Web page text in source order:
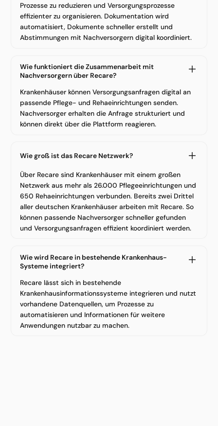
Prozesse zu reduzieren und Versorgungsprozesse
effizienter zu organisieren. Dokumentation wird
automatisiert, Dokumente schneller erstellt und
Abstimmungen mit Nachversorgern digital koordiniert.
Wie funktioniert die Zusammenarbeit mit
Nachversorgern über Recare?
Krankenhäuser können Versorgungsanfragen digital an
passende Pflege- und Rehaeinrichtungen senden.
Nachversorger erhalten die Anfrage strukturiert und
können direkt über die Plattform reagieren.
Wie groß ist das Recare Netzwerk?
Über Recare sind Krankenhäuser mit einem großen
Netzwerk aus mehr als 26.000 Pflegeeinrichtungen und
650 Rehaeinrichtungen verbunden. Bereits zwei Drittel
aller deutschen Krankenhäuser arbeiten mit Recare. So
können passende Nachversorger schneller gefunden
und Versorgungsanfragen effizient koordiniert werden.
Wie wird Recare in bestehende Krankenhaus-
Systeme integriert?
Recare lässt sich in bestehende
Krankenhausinformationssysteme integrieren und nutzt
vorhandene Datenquellen, um Prozesse zu
automatisieren und Informationen für weitere
Anwendungen nutzbar zu machen.